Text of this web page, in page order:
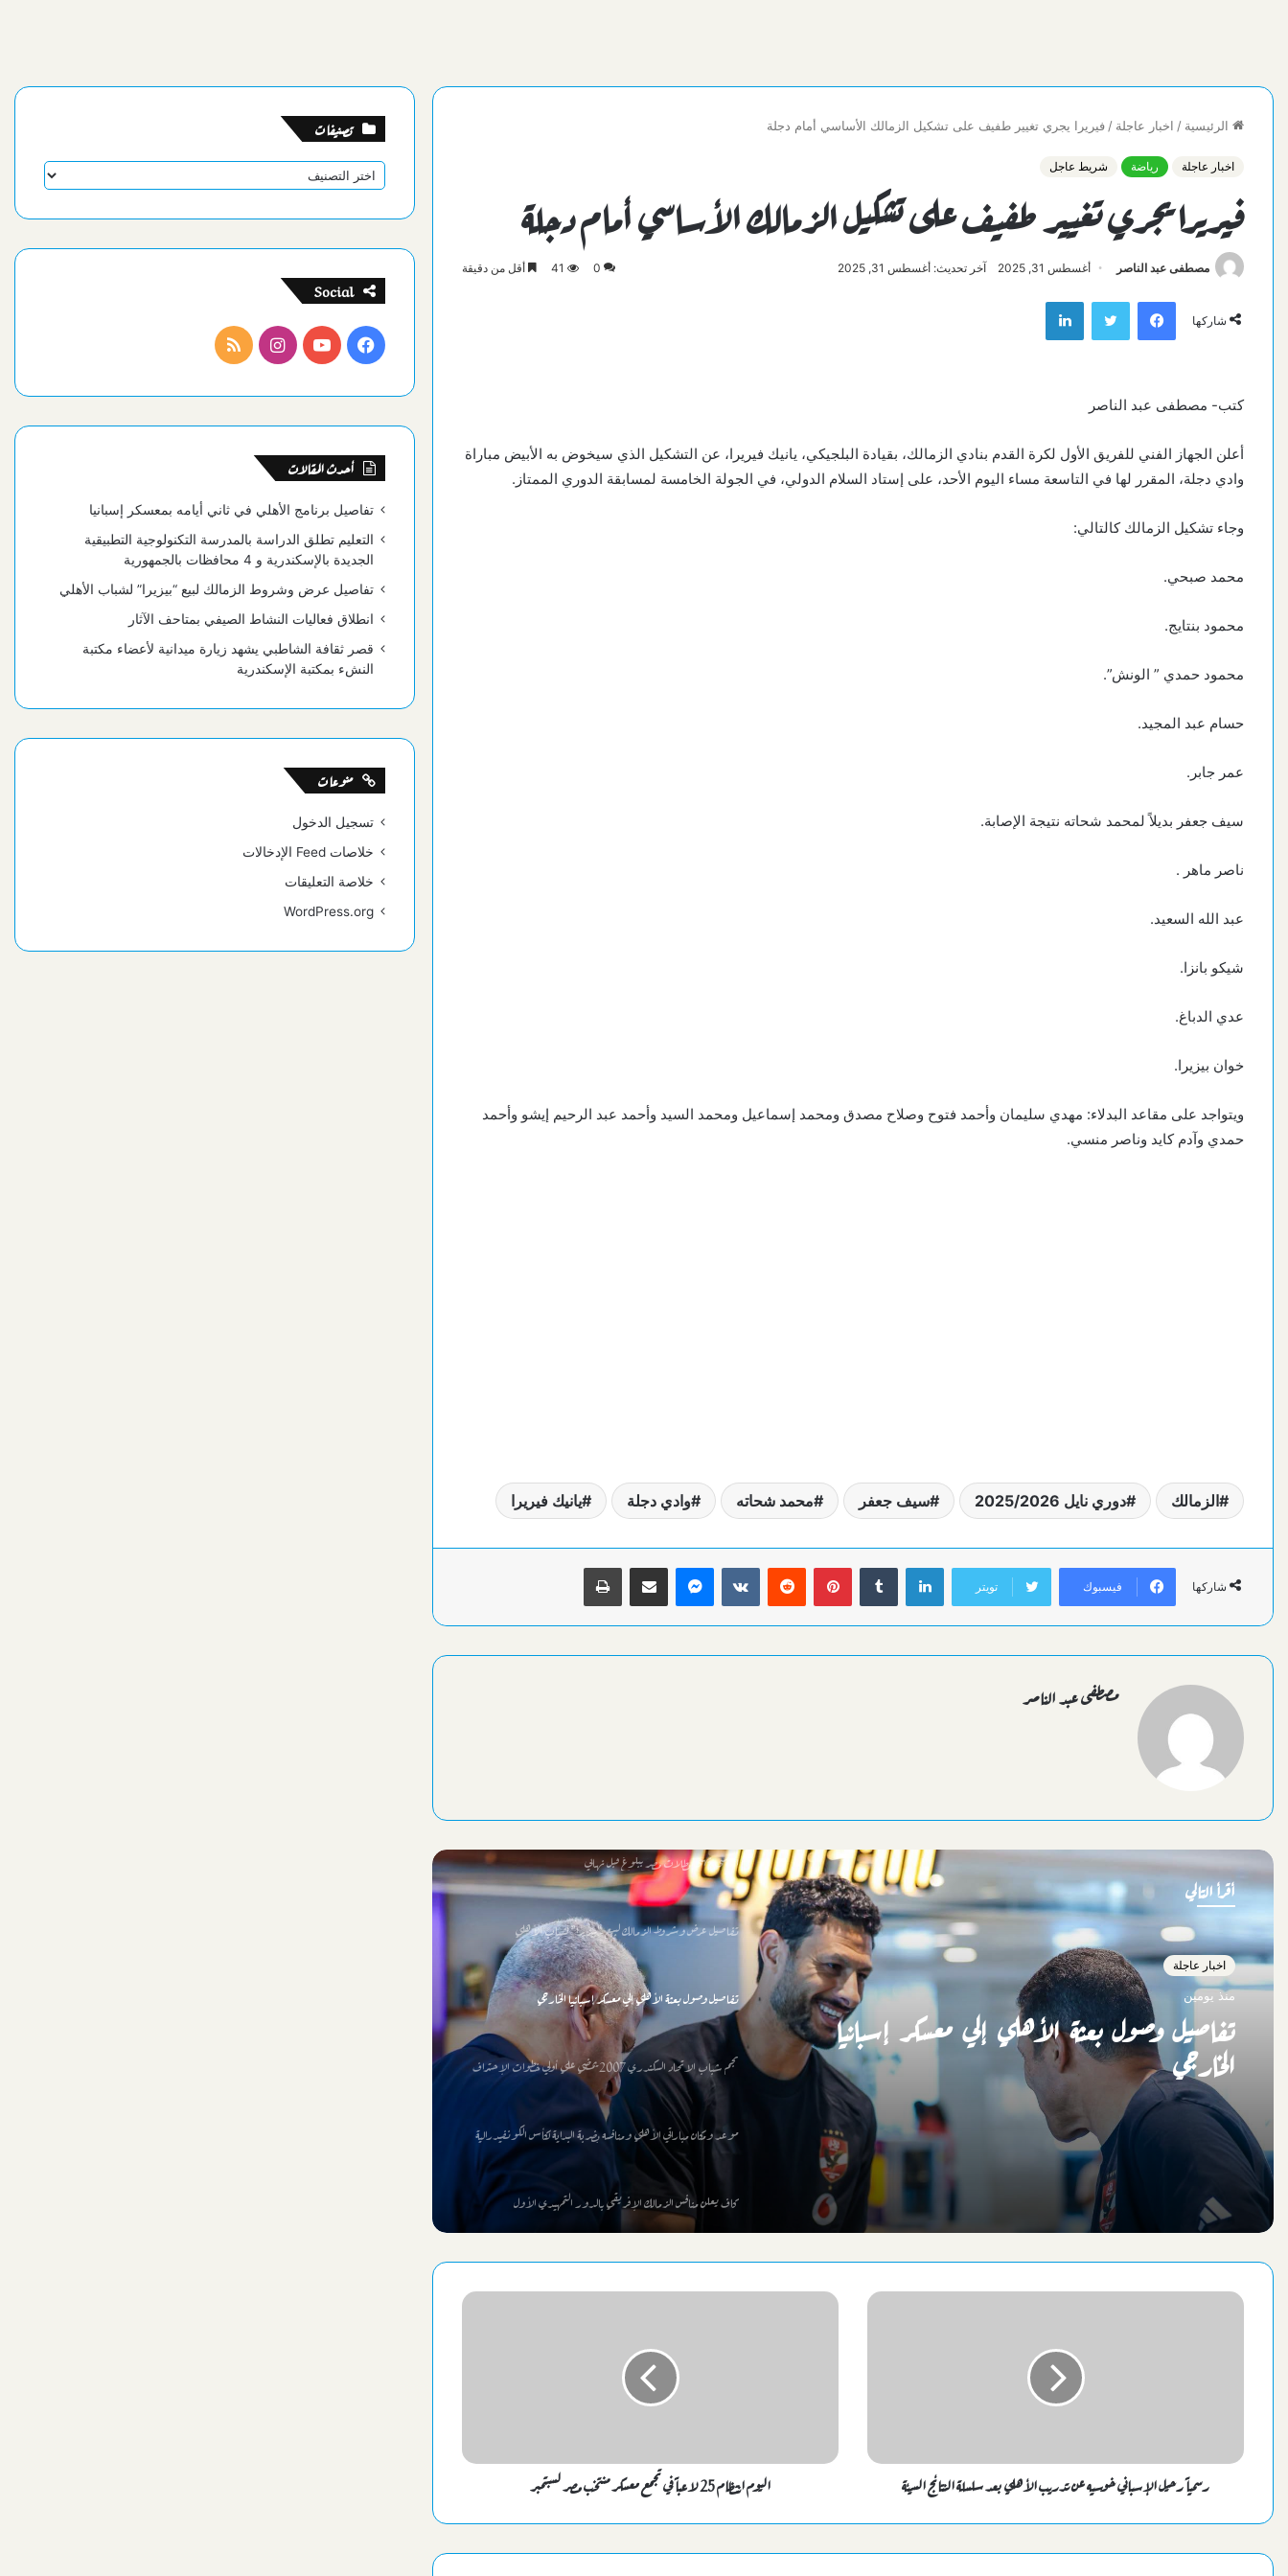
الرئيسية / اخبار عاجلة / فيريرا يجري تغيير طفيف على تشكيل الزمالك الأساسي أمام دجلة
اخبار عاجلة رياضة شريط عاجل
فيريرا يجري تغيير طفيف على تشكيل الزمالك الأساسي أمام دجلة
مصطفى عبد الناصر أغسطس 31, 2025 آخر تحديث: أغسطس 31, 2025 0
41 أقل من دقيقة
شاركها
فيسبوك تويتر لينكدإن
كتب- مصطفى عبد الناصر
أعلن الجهاز الفني للفريق الأول لكرة القدم بنادي الزمالك، بقيادة البلجيكي، يانيك فيريرا، عن التشكيل الذي سيخوض به الأبيض مباراة
وادي دجلة، المقرر لها في التاسعة مساء اليوم الأحد، على إستاد السلام الدولي، في الجولة الخامسة لمسابقة الدوري الممتاز.
وجاء تشكيل الزمالك كالتالي:
محمد صبحي.
محمود بنتايج.
محمود حمدي ” الونش”.
حسام عبد المجيد.
عمر جابر.
سيف جعفر بديلاً لمحمد شحاته نتيجة الإصابة.
ناصر ماهر .
عبد الله السعيد.
شيكو بانزا.
عدي الدباغ.
خوان بيزيرا.
ويتواجد على مقاعد البدلاء: مهدي سليمان وأحمد فتوح وصلاح مصدق ومحمد إسماعيل ومحمد السيد وأحمد عبد الرحيم إيشو وأحمد
حمدي وآدم كايد وناصر منسي.
الزمالك دوري نايل 2025/2026 سيف جعفر محمد شحاته وادي دجلة يانيك فيريرا
شاركها فيسبوك تويتر
لينكدإن بينتيريست ماسنجر مشاركة عبر البريد طباعة
مصطفى عبد الناصر
أقرأ التالي
اخبار عاجلة
منذ يومين
تفاصيل وصول بعثة الأهلي إلي معسكر إسبانيا
الخارجي
تفاصيل وصول بعثة الأهلي إلي معسكر إسبانيا الخارجي
نجم شباب الاتحاد السكندري 2007 يمضي علي أولي خطوات الإحتراف
السيسي يهنئ بطلات مصر ببلوغ قبل نهائي
تفاصيل عرض وشروط الزمالك لبيع “بيزيرا” لشباب الأهلي
تفاصيل وصول بعثة الأهلي إلي معسكر إسبانيا الخارجي
نجم شباب الاتحاد السكندري 2007 يمضي علي أولي خطوات الإحتراف
موعد ومكان مباراتي الأهلي ومنافسه بضربة البداية لكأس الكونفيدرالية
كاف يعلن منافس الزمالك الإفريقي بالدور التمهيدي الأول
تفاصيل وصول بعثة الأهلي إلي معسكر إسبانيا الخارجي
نجم شباب الاتحاد السكندري 2007 يمضي علي أولي خطوات الإحتراف رسمياً رحيل الإسباني خوسيه عن تدريب الأهلي بعد سلسلة النتائج السيئة اليوم انتظام 25 لاعباً في تجمع معسكر منتخب مصر لسبتمبر
تصنيفات
تصنيفات
Social
فيسبوكيوتيوبانستقرامملخص
أحدث المقالات
تفاصيل برنامج الأهلي في ثاني أيامه بمعسكر إسبانيا
التعليم تطلق الدراسة بالمدرسة التكنولوجية التطبيقية
الجديدة بالإسكندرية و 4 محافظات بالجمهورية
تفاصيل عرض وشروط الزمالك لبيع “بيزيرا” لشباب الأهلي
انطلاق فعاليات النشاط الصيفي بمتاحف الآثار
قصر ثقافة الشاطبي يشهد زيارة ميدانية لأعضاء مكتبة
النشء بمكتبة الإسكندرية
منوعات
تسجيل الدخول
خلاصات Feed الإدخالات
خلاصة التعليقات
WordPress.org